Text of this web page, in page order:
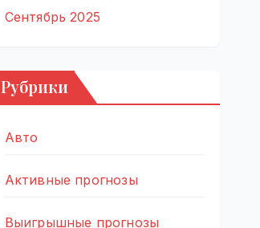
Сентябрь 2025
Рубрики
Авто
Активные прогнозы
Выигрышные прогнозы